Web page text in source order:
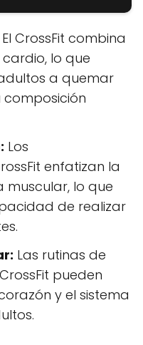
El CrossFit combina
lo que
a quemar
Los
enfatizan la
muscular, lo que
de realizar
Las rutinas de
pueden
y el sistema